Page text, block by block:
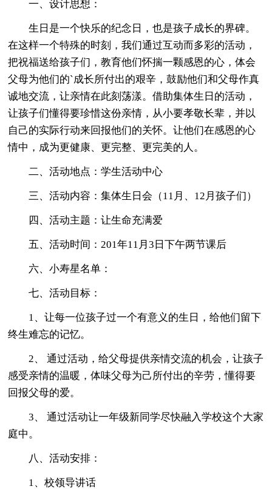
一、设计思想：
生日是一个快乐的纪念日，也是孩子成长的界碑。
在这样一个特殊的时刻，我们通过互动而多彩的活动，
把祝福送给孩子们，教育他们怀揣一颗感恩的心，体会
父母为他们的`成长所付出的艰辛，鼓励他们和父母作真
诚地交流，让亲情在此刻荡漾。借助集体生日的活动，
让孩子们懂得要珍惜这份亲情，从小要孝敬长辈，并以
自己的实际行动来回报他们的关怀。让他们在感恩的心
情中，成为更健康、更完整、更完美的人。
二、活动地点：学生活动中心
三、活动内容：集体生日会（11月、12月孩子们）
四、活动主题：让生命充满爱
五、活动时间：201年11月3日下午两节课后
六、小寿星名单：
七、活动目标：
1、让每一位孩子过一个有意义的生日，给他们留下
终生难忘的记忆。
2、 通过活动，给父母提供亲情交流的机会，让孩子
感受亲情的温暖，体味父母为己所付出的辛劳，懂得要
回报父母的爱。
3、 通过活动让一年级新同学尽快融入学校这个大家
庭中。
八、活动安排：
1、校领导讲话